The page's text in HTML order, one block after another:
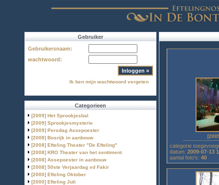
Gebruiker
Gebruikersnaam:
wachtwoord:
Ik ben mijn wachtwoord vergeten
Categorieen
[2009] Het Sprookjesbal
[2009] Sprookjesmysterie
[2009] Persdag Assepoester
[2008] Bosrijk in aanbouw
[2008] Efteling Theater "De Efteling"
[2008] KRO Theater van het sentiment
[2008] Assepoester in aanbouw
[2008] 50ste Verjaardag vd Fakir
[2000] Efteling Oktober
[2000] Efteling Juli
categorie
datum: 2009-07-13
aantal foto's: 40